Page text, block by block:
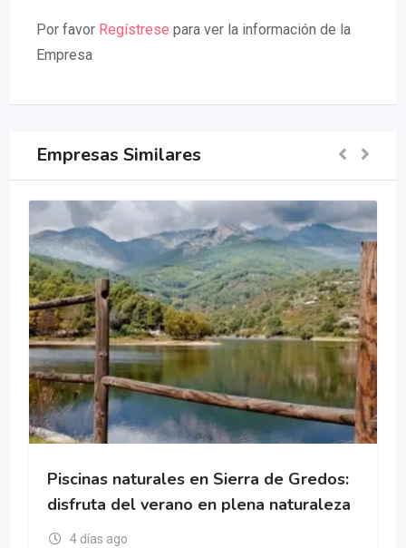
Por favor Regístrese para ver la información de la
Empresa
Empresas Similares
Piscinas naturales en Sierra de Gredos:
disfruta del verano en plena naturaleza
4 días ago